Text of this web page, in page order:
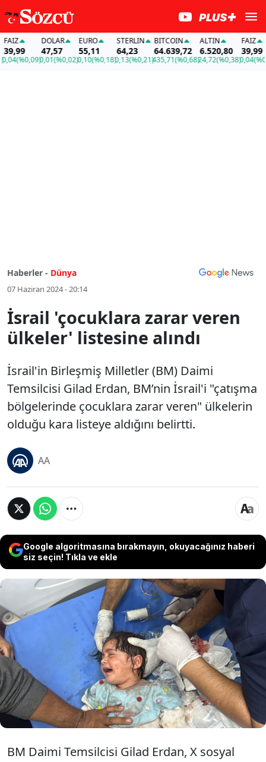
(%0,09)
DOLAR
47,57
0,01(%0,02)
EURO
55,11
0,10(%0,18)
STERLIN
64,23
0,13(%0,21)
BITCOIN
64.639,72
435,71(%0,68)
ALTIN
6.520,80
24,72(%0,38)
FAİZ
39,99
0,04(%0,09)
Haberler - Dünya
07 Haziran 2024 - 20:14
İsrail 'çocuklara zarar veren
ülkeler' listesine alındı
İsrail'in Birleşmiş Milletler (BM) Daimi
Temsilcisi Gilad Erdan, BM’nin İsrail'i "çatışma
bölgelerinde çocuklara zarar veren" ülkelerin
olduğu kara listeye aldığını belirtti.
AA
Google algoritmasına bırakmayın, okuyacağınız haberi
siz seçin! Tıkla ve ekle
İsrail'in Birleşmiş Milletler (BM) Daimi
Temsilcisi Gilad Erdan, BM’nin İsrail'i
"çatışma bölgelerinde çocuklara zarar
veren" ülkelerin olduğu kara listeye aldığını
belirtti.
BM Daimi Temsilcisi Gilad Erdan, X sosyal